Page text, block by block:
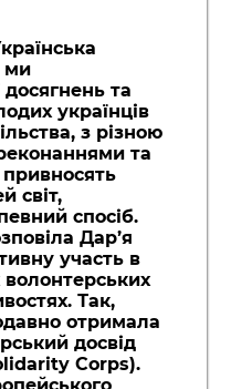
ми
досягнень та
українців
з різною
та
світ,
спосіб.
Дар’я
участь в
Так,
отримала
досвід
Corps).